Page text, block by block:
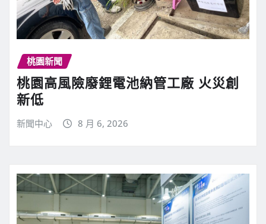
桃園新聞
桃園高風險廢鋰電池納管工廠 火災創
新低
新聞中心 8 月 6, 2026